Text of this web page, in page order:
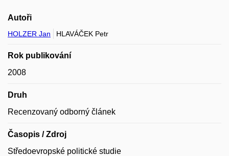
Autoři
HOLZER Jan HLAVÁČEK Petr
Rok publikování
2008
Druh
Recenzovaný odborný článek
Časopis / Zdroj
Středoevropské politické studie